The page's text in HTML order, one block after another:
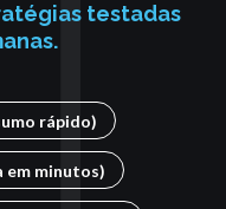
testadas
rápido)
em minutos)